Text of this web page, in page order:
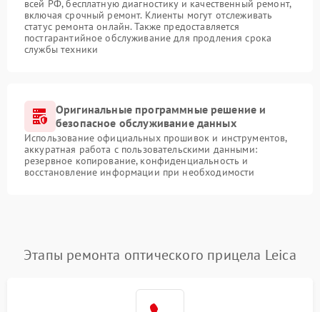
всей РФ, бесплатную диагностику и качественный ремонт,
включая срочный ремонт. Клиенты могут отслеживать
статус ремонта онлайн. Также предоставляется
постгарантийное обслуживание для продления срока
службы техники
Оригинальные программные решение и
безопасное обслуживание данных
Использование официальных прошивок и инструментов,
аккуратная работа с пользовательскими данными:
резервное копирование, конфиденциальность и
восстановление информации при необходимости
Этапы ремонта оптического прицела Leica